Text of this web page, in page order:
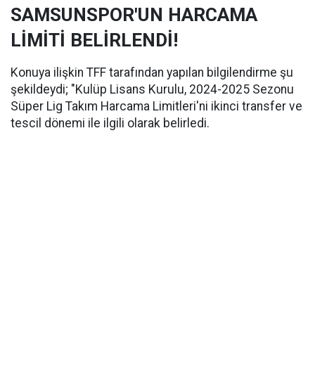
SAMSUNSPOR'UN HARCAMA
LİMİTİ BELİRLENDİ!
Konuya ilişkin TFF tarafından yapılan bilgilendirme şu
şekildeydi; "Kulüp Lisans Kurulu, 2024-2025 Sezonu
Süper Lig Takım Harcama Limitleri'ni ikinci transfer ve
tescil dönemi ile ilgili olarak belirledi.